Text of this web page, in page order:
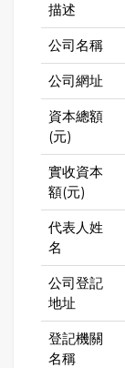
描述
公司名稱
公司網址
資本總額
(元)
實收資本
額(元)
代表人姓
名
公司登記
地址
登記機關
名稱